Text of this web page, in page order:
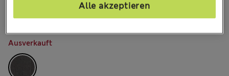
Zwei kaufen, 20 % sparen
FARBE: Grau
Ausverkauft
Alle akzeptieren